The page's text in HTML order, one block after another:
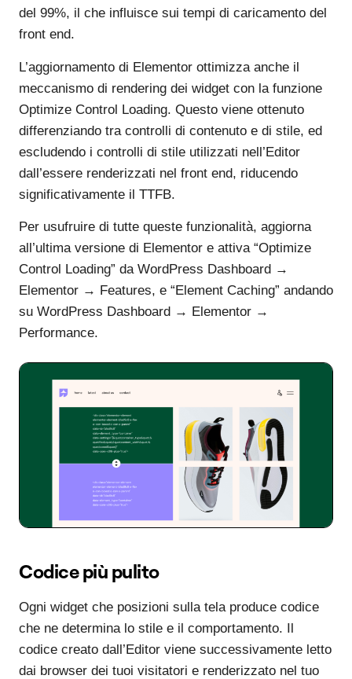
del 99%, il che influisce sui tempi di caricamento del
front end.
L’aggiornamento di Elementor ottimizza anche il
meccanismo di rendering dei widget con la funzione
Optimize Control Loading. Questo viene ottenuto
differenziando tra controlli di contenuto e di stile, ed
escludendo i controlli di stile utilizzati nell’Editor
dall’essere renderizzati nel front end, riducendo
significativamente il TTFB.
Per usufruire di tutte queste funzionalità, aggiorna
all’ultima versione di Elementor e attiva “Optimize
Control Loading” da WordPress Dashboard →
Elementor → Features, e “Element Caching” andando
su WordPress Dashboard → Elementor →
Performance.
Codice più pulito
Ogni widget che posizioni sulla tela produce codice
che ne determina lo stile e il comportamento. Il
codice creato dall’Editor viene successivamente letto
dai browser dei tuoi visitatori e renderizzato nel tuo